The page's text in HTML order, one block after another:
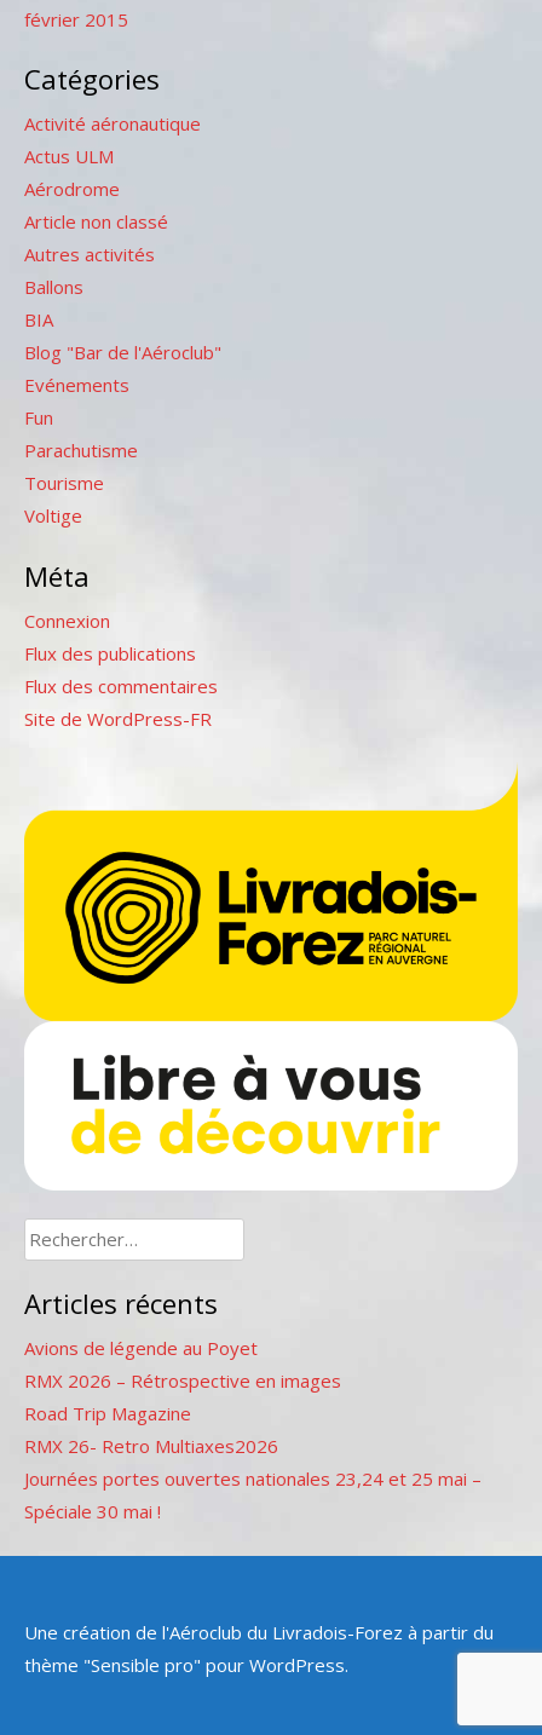
février 2015
Catégories
Activité aéronautique
Actus ULM
Aérodrome
Article non classé
Autres activités
Ballons
BIA
Blog "Bar de l'Aéroclub"
Evénements
Fun
Parachutisme
Tourisme
Voltige
Méta
Connexion
Flux des publications
Flux des commentaires
Site de WordPress-FR
Rechercher :
Articles récents
Avions de légende au Poyet
RMX 2026 – Rétrospective en images
Road Trip Magazine
RMX 26- Retro Multiaxes2026
Journées portes ouvertes nationales 23,24 et 25 mai –
Spéciale 30 mai !
Une création de l'Aéroclub du Livradois-Forez à partir du
thème "Sensible pro" pour WordPress.